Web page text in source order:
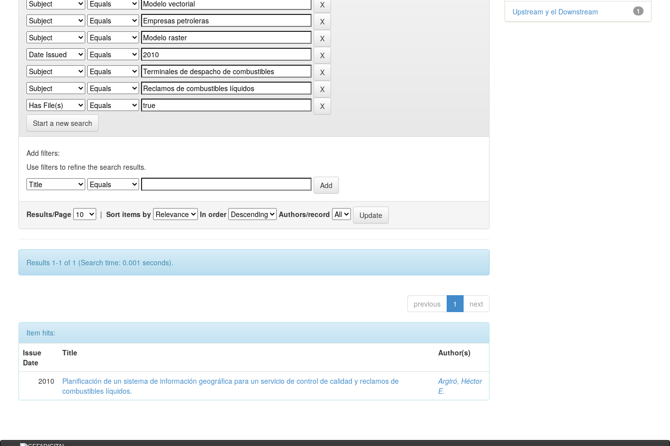
Start a new search
Add filters:
Use filters to refine the search results.
Results/Page | Sort items by In order Authors/record
Results 1-1 of 1 (Search time: 0.001 seconds).
previous 1 next
Item hits:
Issue
Date
Title Author(s)
2010
Planificación de un sistema de información geográfica para un servicio de control de calidad y reclamos de
combustibles líquidos.
Argiró, Héctor
E.
1
Upstream y el Downstream